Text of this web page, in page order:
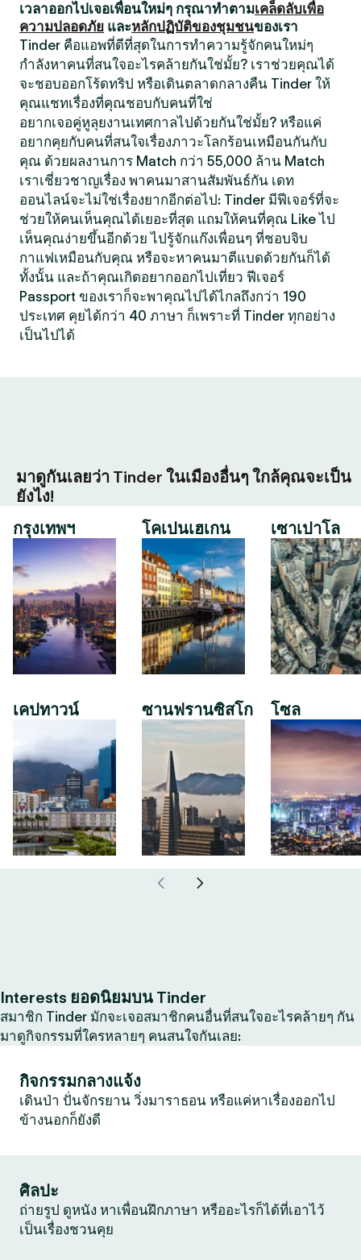
เวลาออกไปเจอเพื่อนใหม่ๆ กรุณาทำตามเคล็ดลับเพื่อ
ความปลอดภัย และหลักปฏิบัติของชุมชนของเรา
Tinder คือแอพที่ดีที่สุดในการทำความรู้จักคนใหม่ๆ
กำลังหาคนที่สนใจอะไรคล้ายกันใช่มั้ย? เราช่วยคุณได้
จะชอบออกโร้ดทริป หรือเดินตลาดกลางคืน Tinder ให้
คุณแชทเรื่องที่คุณชอบกับคนที่ใช่
อยากเจอคู่หูลุยงานเทศกาลไปด้วยกันใช่มั้ย? หรือแค่
อยากคุยกับคนที่สนใจเรื่องภาวะโลกร้อนเหมือนกันกับ
คุณ ด้วยผลงานการ Match กว่า 55,000 ล้าน Match
เราเชี่ยวชาญเรื่อง พาคนมาสานสัมพันธ์กัน เดท
ออนไลน์จะไม่ใช่เรื่องยากอีกต่อไป: Tinder มีฟีเจอร์ที่จะ
ช่วยให้คนเห็นคุณได้เยอะที่สุด แถมให้คนที่คุณ Like ไป
เห็นคุณง่ายขึ้นอีกด้วย ไปรู้จักแก๊งเพื่อนๆ ที่ชอบจิบ
กาแฟเหมือนกับคุณ หรือจะหาคนมาตีแบดด้วยกันก็ได้
ทั้งนั้น และถ้าคุณเกิดอยากออกไปเที่ยว ฟีเจอร์
Passport ของเราก็จะพาคุณไปได้ไกลถึงกว่า 190
ประเทศ คุยได้กว่า 40 ภาษา ก็เพราะที่ Tinder ทุกอย่าง
เป็นไปได้
มาดูกันเลยว่า Tinder ในเมืองอื่นๆ ใกล้คุณจะเป็น
ยังไง!
กรุงเทพฯ
เคปทาวน์
โคเปนเฮเกน
ซานฟรานซิสโก
เซาเปาโล
โซล
Interests ยอดนิยมบน Tinder
สมาชิก Tinder มักจะเจอสมาชิกคนอื่นที่สนใจอะไรคล้ายๆ กัน
มาดูกิจกรรมที่ใครหลายๆ คนสนใจกันเลย:
กิจกรรมกลางแจ้ง
เดินป่า ปั่นจักรยาน วิ่งมาราธอน หรือแค่หาเรื่องออกไป
ข้างนอกก็ยังดี
ศิลปะ
ถ่ายรูป ดูหนัง หาเพื่อนฝึกภาษา หรืออะไรก็ได้ที่เอาไว้
เป็นเรื่องชวนคุย